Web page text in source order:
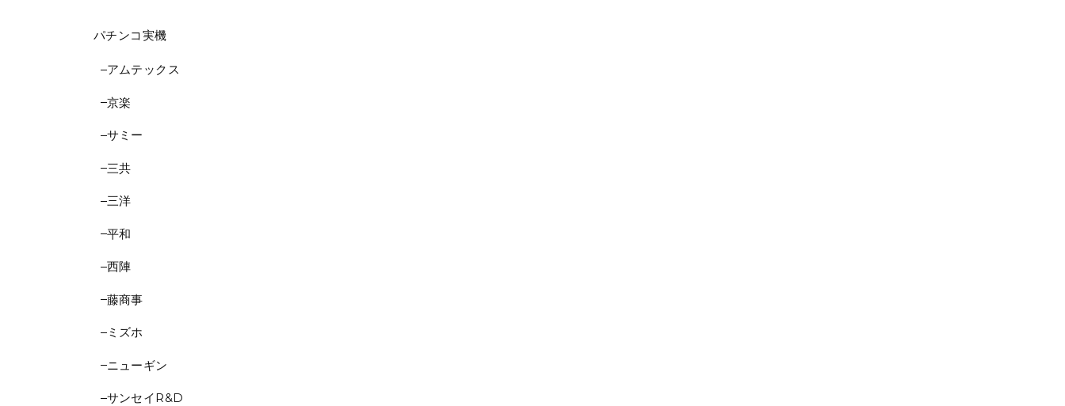
パチンコ実機
アムテックス
京楽
サミー
三共
三洋
平和
西陣
藤商事
ミズホ
ニューギン
サンセイR&D